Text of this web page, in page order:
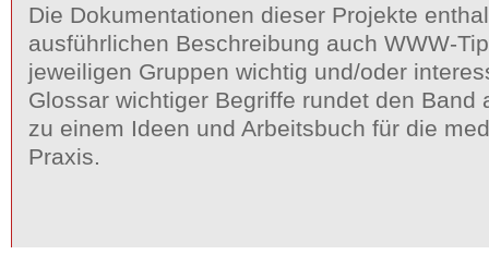
Die Dokumentationen dieser Projekte
ausführlichen Beschreibung auch WWW-
jeweiligen Gruppen wichtig und/oder
Glossar wichtiger Begriffe rundet den Band
zu einem Ideen und Arbeitsbuch für die
Praxis.